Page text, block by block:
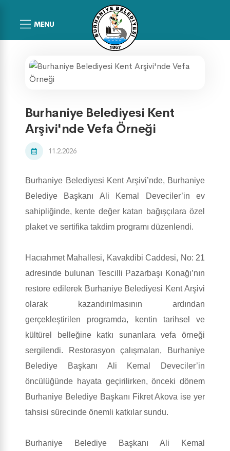
MENU
Burhaniye Belediyesi Kent
Arşivi'nde Vefa Örneği
11.2.2026
Burhaniye Belediyesi Kent Arşivi’nde, Burhaniye
Belediye Başkanı Ali Kemal Deveciler’in ev
sahipliğinde, kente değer katan bağışçılara özel
plaket ve sertifika takdim programı düzenlendi.
Hacıahmet Mahallesi, Kavakdibi Caddesi, No: 21
adresinde bulunan Tescilli Pazarbaşı Konağı’nın
restore edilerek Burhaniye Belediyesi Kent Arşivi
olarak kazandırılmasının ardından
gerçekleştirilen programda, kentin tarihsel ve
kültürel belleğine katkı sunanlara vefa örneği
sergilendi. Restorasyon çalışmaları, Burhaniye
Belediye Başkanı Ali Kemal Deveciler’in
öncülüğünde hayata geçirilirken, önceki dönem
Burhaniye Belediye Başkanı Fikret Akova ise yer
tahsisi sürecinde önemli katkılar sundu.
Burhaniye Belediye Başkanı Ali Kemal